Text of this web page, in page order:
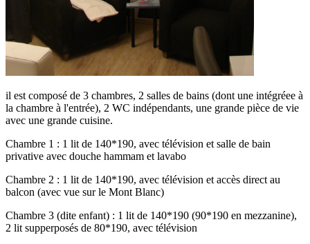
il est composé de 3 chambres, 2 salles de bains (dont une intégréee à
la chambre à l'entrée), 2 WC indépendants, une grande pièce de vie
avec une grande cuisine.
Chambre 1 : 1 lit de 140*190, avec télévision et salle de bain
privative avec douche hammam et lavabo
Chambre 2 : 1 lit de 140*190, avec télévision et accès direct au
balcon (avec vue sur le Mont Blanc)
Chambre 3 (dite enfant) : 1 lit de 140*190 (90*190 en mezzanine),
2 lit supperposés de 80*190, avec télévision